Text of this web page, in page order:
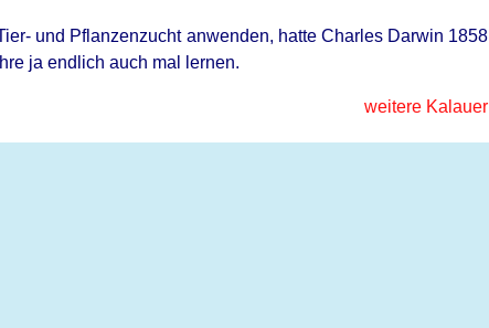
und Pflanzenzucht anwenden, hatte Charles Darwin 1858
ja endlich auch mal lernen.
weitere Kalauer